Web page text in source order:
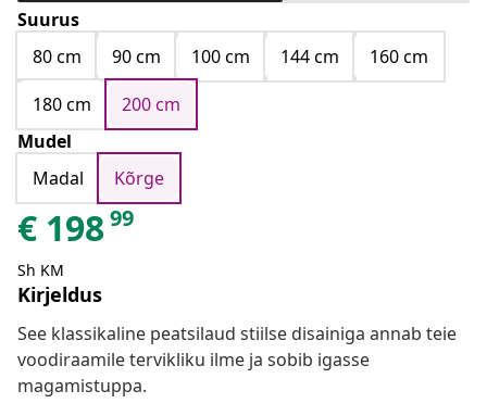
Suurus
80 cm
90 cm 100 cm 144 cm
160 cm
180 cm
200 cm
Mudel
Madal
Kõrge
€ 19899
Sh KM
Kirjeldus
See klassikaline peatsilaud stiilse disainiga annab teie
voodiraamile tervikliku ilme ja sobib igasse
magamistuppa.